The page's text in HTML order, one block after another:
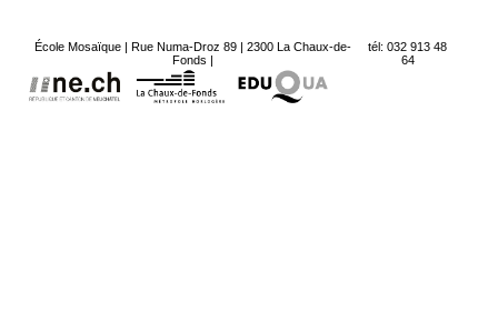
École Mosaïque | Rue Numa-Droz 89 | 2300 La Chaux-de-
Fonds |
tél: 032 913 48
64